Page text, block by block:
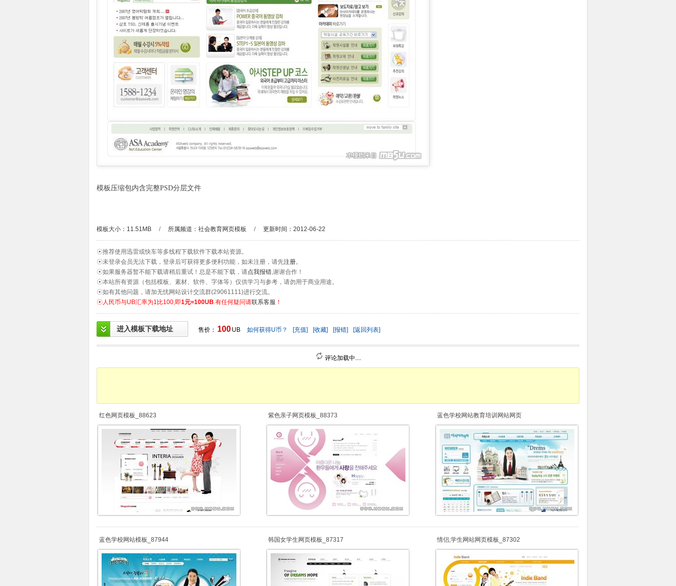
模板压缩包内含完整PSD分层文件
模板大小：11.51MB / 所属频道： 社会教育网页模板 / 更新时间：2012-06-22
☉推荐使用迅雷或快车等多线程下载软件下载本站资源。
☉未登录会员无法下载，登录后可获得更多便利功能，如未注册，请先注册。
☉如果服务器暂不能下载请稍后重试！总是不能下载，请点我报错,谢谢合作！
☉本站所有资源（包括模板、素材、软件、字体等）仅供学习与参考，请勿用于商业用途。
☉如有其他问题，请加无忧网站设计交流群(29061111)进行交流。
☉人民币与UB汇率为1比100,即1元=100UB.有任何疑问请联系客服 ！
进入模板下载地址 售价： 100 UB 如何获得U币？ [充值] [收藏] [报错] [返回列表]
评论加载中....
红色网页模板_88623 紫色亲子网页模板_88373 蓝色学校网站教育培训网站网页
蓝色学校网站模板_87944 韩国女学生网页模板_87317 情侣,学生网站网页模板_87302